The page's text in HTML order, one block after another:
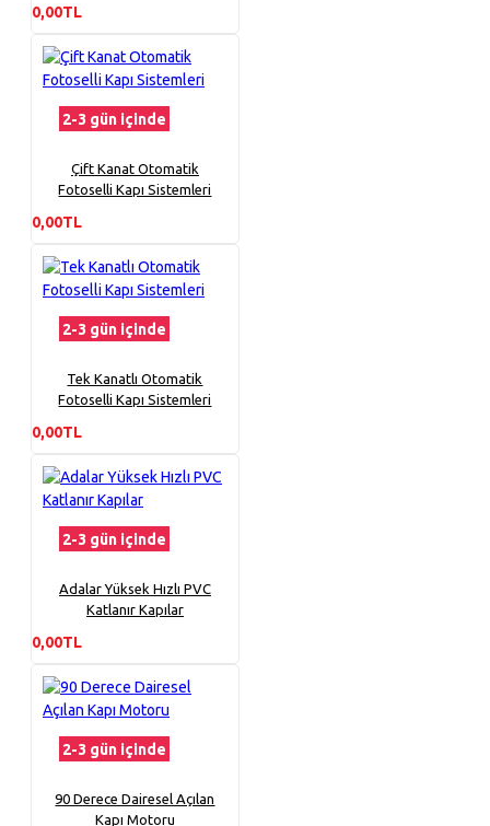
0,00TL
2-3 gün içinde
Çift Kanat Otomatik
Fotoselli Kapı Sistemleri
0,00TL
2-3 gün içinde
Tek Kanatlı Otomatik
Fotoselli Kapı Sistemleri
0,00TL
2-3 gün içinde
Adalar Yüksek Hızlı PVC
Katlanır Kapılar
0,00TL
2-3 gün içinde
90 Derece Dairesel Açılan
Kapı Motoru